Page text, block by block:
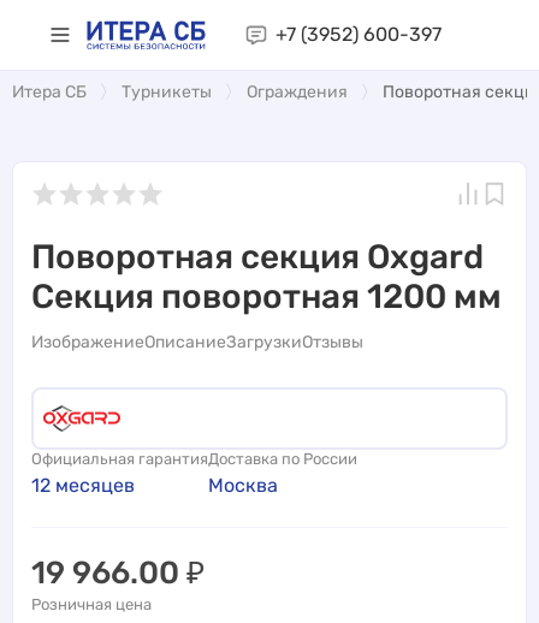
+7 (3952) 600-397
Итера СБ Турникеты Ограждения Поворотная
Поворотная секция Oxgard
Секция поворотная 1200 мм
ИзображениеОписаниеЗагрузкиОтзывы
Официальная гарантия
12 месяцев
Доставка по России
Москва
19 966.00 ₽
Розничная цена